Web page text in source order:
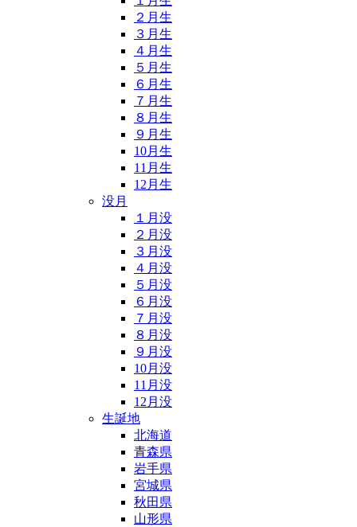
２月生
３月生
４月生
５月生
６月生
７月生
８月生
９月生
10月生
11月生
12月生
没月
１月没
２月没
３月没
４月没
５月没
６月没
７月没
８月没
９月没
10月没
11月没
12月没
生誕地
北海道
青森県
岩手県
宮城県
秋田県
山形県